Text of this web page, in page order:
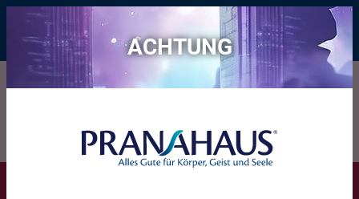
Bis zu 20 € Rabatt* mit dem Vorteils-Codeeintauchen , gültig bis
11.08.2026
ACHTUNG